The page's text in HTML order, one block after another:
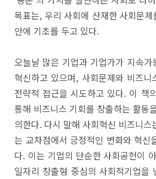
목표는, 우리 사회에 산재한 사회문
안에 기초를 두고 있다.
오늘날 많은 기업과 기업가가 지속가
혁신하고 있으며, 사회문제와 비즈
전략적 접근을 시도하고 있다. 이 책
통해 비즈니스 기회를 창출하는 활동
의한다. 다시 말해 사회혁신 비즈니스
는 교차점에서 긍정적인 변화와 혁신
다. 이는 기업의 단순한 사회공헌이
일자리 창출형 중심의 사회적기업을